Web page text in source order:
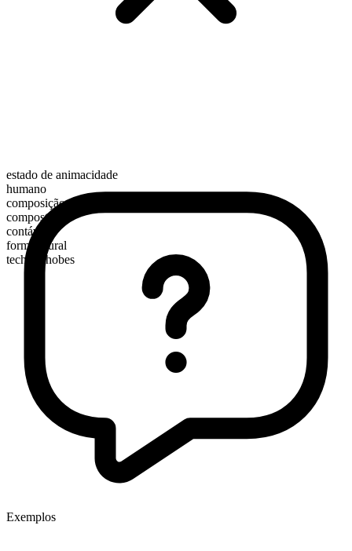
estado de animacidade
humano
composição morfológica
composto
contável
forma plural
technophobes
Exemplos